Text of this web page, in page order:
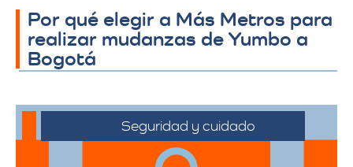
Por qué elegir a Más Metros para
realizar mudanzas de Yumbo a
Bogotá
Seguridad y cuidado